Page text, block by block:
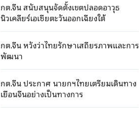
กต.จีน สนับสนุนจัดตั้งเขตปลอดอาวุธ
นิวเคลียร์เอเชียตะวันออกเฉียงใต้
กต.จีน หวังว่าไทยรักษาเสถียรภาพและการ
พัฒนา
กต.จีน ประกาศ นายกฯไทยเตรียมเดินทาง
เยือนจีนอย่างเป็นทางการ